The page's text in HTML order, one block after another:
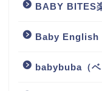
BABY BITES
Baby English
babybuba（